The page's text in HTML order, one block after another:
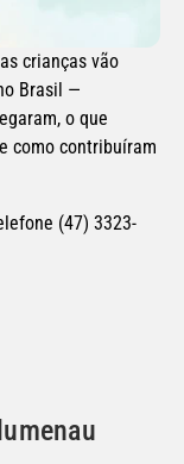
crianças vão
Brasil —
o que
como contribuíram
(47) 3323-